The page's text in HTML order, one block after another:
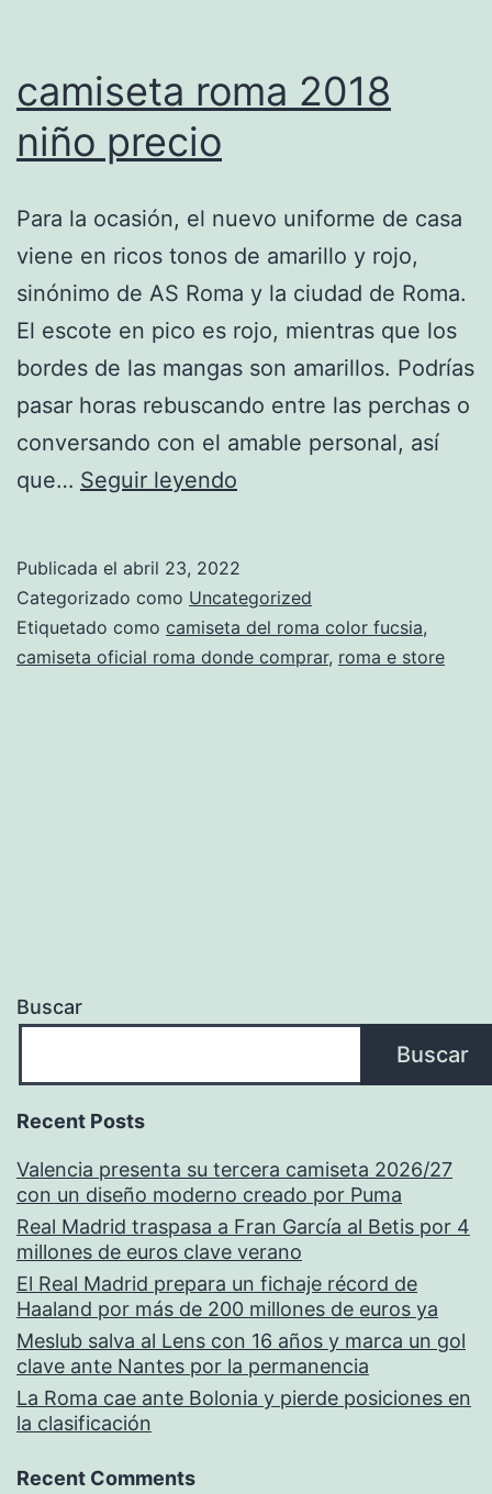
camiseta roma 2018
niño precio
Para la ocasión, el nuevo uniforme de casa
viene en ricos tonos de amarillo y rojo,
sinónimo de AS Roma y la ciudad de Roma.
El escote en pico es rojo, mientras que los
bordes de las mangas son amarillos. Podrías
pasar horas rebuscando entre las perchas o
conversando con el amable personal, así
que… Seguir leyendo
niño
precio
Publicada el abril 23, 2022
Categorizado como Uncategorized
Etiquetado como camiseta del roma color fucsia,
camiseta oficial roma donde comprar, roma e store
Buscar
Buscar
Recent Posts
Valencia presenta su tercera camiseta 2026/27
con un diseño moderno creado por Puma
Real Madrid traspasa a Fran García al Betis por 4
millones de euros clave verano
El Real Madrid prepara un fichaje récord de
Haaland por más de 200 millones de euros ya
Meslub salva al Lens con 16 años y marca un gol
clave ante Nantes por la permanencia
La Roma cae ante Bolonia y pierde posiciones en
la clasificación
Recent Comments